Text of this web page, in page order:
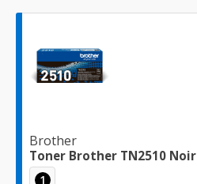
Brother
Toner Brother TN2510 Noir
1